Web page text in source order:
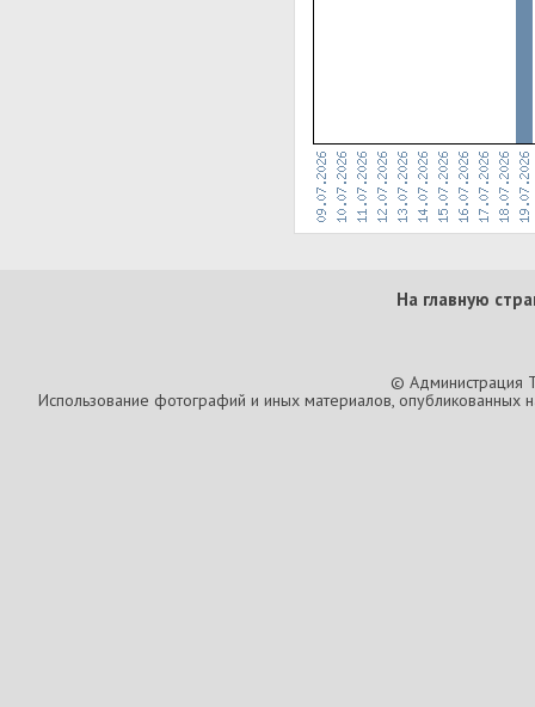
На главную
© Администрация
Использование фотографий и иных материалов, опубликованных